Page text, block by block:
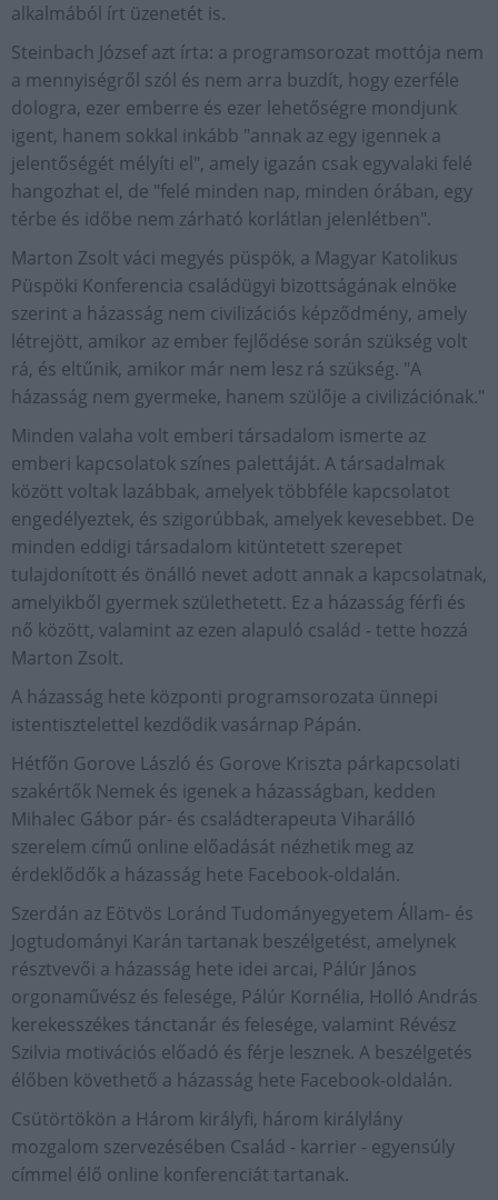
alkalmából írt üzenetét is.
Steinbach József azt írta: a programsorozat mottója nem
a mennyiségről szól és nem arra buzdít, hogy ezerféle
dologra, ezer emberre és ezer lehetőségre mondjunk
igent, hanem sokkal inkább "annak az egy igennek a
jelentőségét mélyíti el", amely igazán csak egyvalaki felé
hangozhat el, de "felé minden nap, minden órában, egy
térbe és időbe nem zárható korlátlan jelenlétben".
Marton Zsolt váci megyés püspök, a Magyar Katolikus
Püspöki Konferencia családügyi bizottságának elnöke
szerint a házasság nem civilizációs képződmény, amely
létrejött, amikor az ember fejlődése során szükség volt
rá, és eltűnik, amikor már nem lesz rá szükség. "A
házasság nem gyermeke, hanem szülője a civilizációnak."
Minden valaha volt emberi társadalom ismerte az
emberi kapcsolatok színes palettáját. A társadalmak
között voltak lazábbak, amelyek többféle kapcsolatot
engedélyeztek, és szigorúbbak, amelyek kevesebbet. De
minden eddigi társadalom kitüntetett szerepet
tulajdonított és önálló nevet adott annak a kapcsolatnak,
amelyikből gyermek születhetett. Ez a házasság férfi és
nő között, valamint az ezen alapuló család - tette hozzá
Marton Zsolt.
A házasság hete központi programsorozata ünnepi
istentisztelettel kezdődik vasárnap Pápán.
Hétfőn Gorove László és Gorove Kriszta párkapcsolati
szakértők Nemek és igenek a házasságban, kedden
Mihalec Gábor pár- és családterapeuta Viharálló
szerelem című online előadását nézhetik meg az
érdeklődők a házasság hete Facebook-oldalán.
Szerdán az Eötvös Loránd Tudományegyetem Állam- és
Jogtudományi Karán tartanak beszélgetést, amelynek
résztvevői a házasság hete idei arcai, Pálúr János
orgonaművész és felesége, Pálúr Kornélia, Holló András
kerekesszékes tánctanár és felesége, valamint Révész
Szilvia motivációs előadó és férje lesznek. A beszélgetés
élőben követhető a házasság hete Facebook-oldalán.
Csütörtökön a Három királyfi, három királylány
mozgalom szervezésében Család - karrier - egyensúly
címmel élő online konferenciát tartanak.